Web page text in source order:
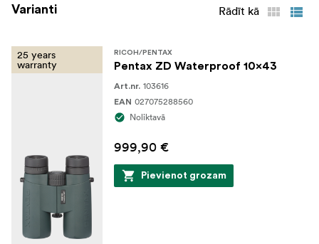
Varianti Rādīt kā
25 years
warranty
RICOH/PENTAX
Pentax ZD Waterproof 10x43
Art.nr. 103616
EAN 027075288560
Noliktavā
999,90 €
Pievienot grozam